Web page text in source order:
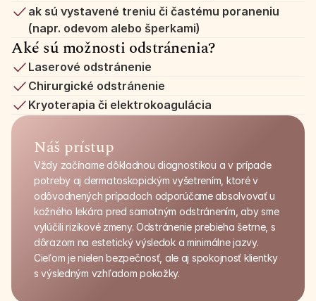
ak sú vystavené treniu či častému poraneniu
(napr. odevom alebo šperkami)
Aké sú možnosti odstránenia?
Laserové odstránenie
Chirurgické odstránenie
Kryoterapia či elektrokoagulácia
Náš prístup
Vždy začíname dôkladnou diagnostikou a v prípade
potreby aj dermatoskopickým vyšetrením, ktoré v
odôvodnených prípadoch odporúčame absolvovať u
kožného lekára pred samotným odstránením, aby sme
vylúčili rizikové zmeny. Odstránenie prebieha šetrne, s
dôrazom na estetický výsledok a minimálne jazvy.
Cieľom je nielen bezpečnosť, ale aj spokojnosť klientky
s výsledným vzhľadom pokožky.